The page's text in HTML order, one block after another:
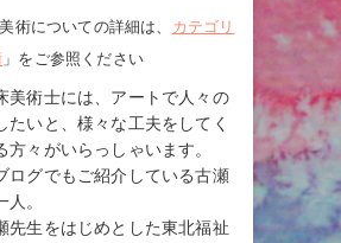
術についての詳細は、
カテゴリ
」をご参照ください
美術士には、アートで人々の
たいと、様々な工夫をしてく
方々がいらっしゃいます。
ログでもご紹介している古瀬
。
先生をはじめとした東北福祉